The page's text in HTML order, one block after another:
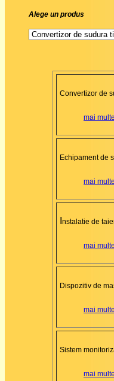
Alege un produs
Convertizor de
mai
Echipament de
mai
nstalatie de
mai
Dispozitiv de
mai
Sistem
mai